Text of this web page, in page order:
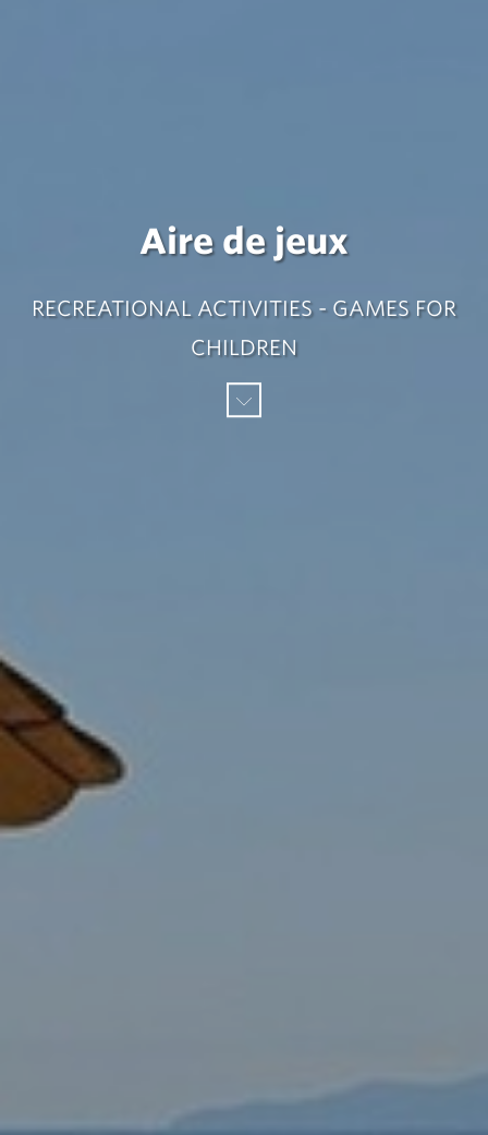
Aire de jeux
RECREATIONAL ACTIVITIES - GAMES FOR
CHILDREN